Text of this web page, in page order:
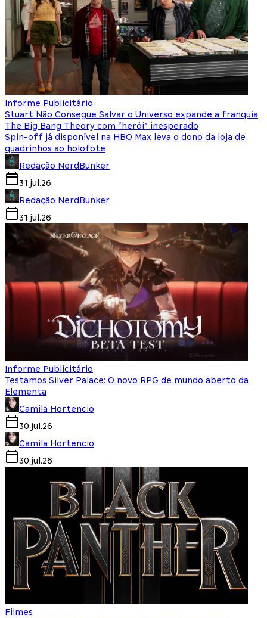
Informe Publicitário
Stuart Não Consegue Salvar o Universo expande a franquia
The Big Bang Theory com “herói” inesperado
Spin-off já disponível na HBO Max leva o dono da loja de
quadrinhos ao holofote
Redação NerdBunker
31.jul.26
Redação NerdBunker
31.jul.26
Informe Publicitário
Testamos Silver Palace: O novo RPG de mundo aberto da
Elementa
Camila Hortencio
30.jul.26
Camila Hortencio
30.jul.26
Filmes